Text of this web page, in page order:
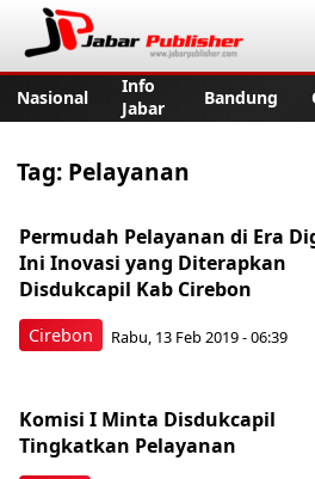
Nasional
Info
Jabar
Bandung
Tag: Pelayanan
Cirebon
Permudah Pelayanan di Era
Ini Inovasi yang Diterapkan
Disdukcapil Kab Cirebon
Rabu, 13 Feb 2019 - 06:39
Komisi I Minta Disdukcapil
Tingkatkan Pelayanan